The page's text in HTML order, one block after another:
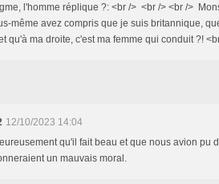
l'homme réplique ?: <br /> <br /> <br />
même avez compris que je suis britannique,
qu'à ma droite, c'est ma femme qui conduit ?!
12/10/2023 14:04
qu'il fait beau et que nous avion pu
un mauvais moral.